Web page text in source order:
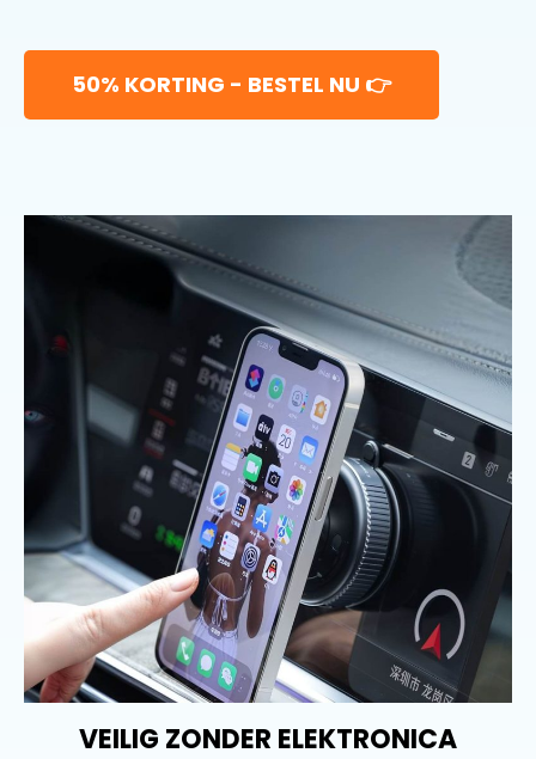
50% KORTING - BESTEL NU 👉
VEILIG ZONDER ELEKTRONICA